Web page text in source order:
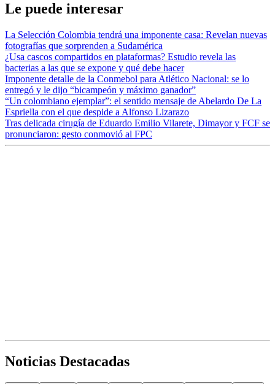
Le puede interesar
La Selección Colombia tendrá una imponente casa: Revelan nuevas
fotografías que sorprenden a Sudamérica
¿Usa cascos compartidos en plataformas? Estudio revela las
bacterias a las que se expone y qué debe hacer
Imponente detalle de la Conmebol para Atlético Nacional: se lo
entregó y le dijo “bicampeón y máximo ganador”
“Un colombiano ejemplar”: el sentido mensaje de Abelardo De La
Espriella con el que despide a Alfonso Lizarazo
Tras delicada cirugía de Eduardo Emilio Vilarete, Dimayor y FCF se
pronunciaron: gesto conmovió al FPC
Noticias Destacadas